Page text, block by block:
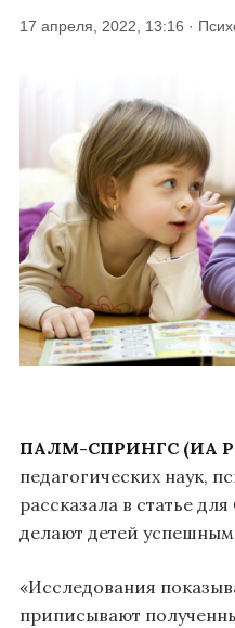
17 апреля, 2022, 13:16 ·
ПАЛМ-СПРИНГС (ИА
педагогических наук,
рассказала в статье для
делают детей
«Исследования
приписывают